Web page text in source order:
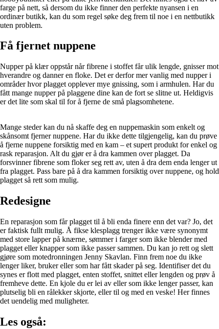
farge på nett, så dersom du ikke finner den perfekte nyansen i en
ordinær butikk, kan du som regel søke deg frem til noe i en nettbutikk
uten problem.
Få fjernet nuppene
Nupper på klær oppstår når fibrene i stoffet får ulik lengde, gnisser mot
hverandre og danner en floke. Det er derfor mer vanlig med nupper i
områder hvor plagget opplever mye gnissing, som i armhulen. Har du
fått mange nupper på plaggene dine kan de fort se slitne ut. Heldigvis
er det lite som skal til for å fjerne de små plagsomhetene.
Mange steder kan du nå skaffe deg en nuppemaskin som enkelt og
skånsomt fjerner nuppene. Har du ikke dette tilgjengelig, kan du prøve
å fjerne nuppene forsiktig med en kam – et supert produkt for enkel og
rask reparasjon. Alt du gjør er å dra kammen over plagget. Da
forsvinner fibrene som floker seg rett av, uten å dra dem enda lenger ut
fra plagget. Pass bare på å dra kammen forsiktig over nuppene, og hold
plagget så rett som mulig.
Redesigne
En reparasjon som får plagget til å bli enda finere enn det var? Jo, det
er faktisk fullt mulig. Å fikse klesplagg trenger ikke være synonymt
med store lapper på knærne, sømmer i farger som ikke blender med
plagget eller knapper som ikke passer sammen. Du kan jo rett og slett
gjøre som motedronningen Jenny Skavlan. Finn frem noe du ikke
lenger liker, bruker eller som har fått skader på seg. Identifiser det du
synes er flott med plagget, enten stoffet, snittet eller lengden og prøv å
fremheve dette. En kjole du er lei av eller som ikke lenger passer, kan
plutselig bli en rålekker skjorte, eller til og med en veske! Her finnes
det uendelig med muligheter.
Les også: